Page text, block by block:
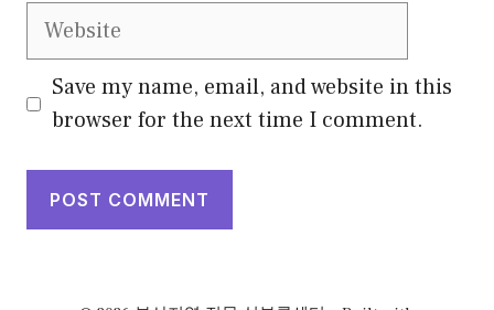
Website
Save my name, email, and website in this
browser for the next time I comment.